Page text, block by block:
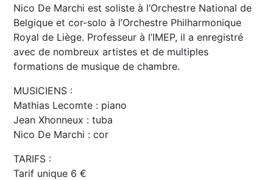
Nico De Marchi est soliste à l’Orchestre National de
Belgique et cor-solo à l’Orchestre Philharmonique
Royal de Liège. Professeur à l’IMEP, il a enregistré
avec de nombreux artistes et de multiples
formations de musique de chambre.
MUSICIENS :
Mathias Lecomte : piano
Jean Xhonneux : tuba
Nico De Marchi : cor
TARIFS :
Tarif unique 6 €